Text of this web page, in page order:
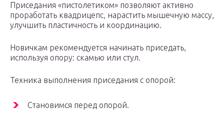
Приседания «пистолетиком» позволяют активно
проработать квадрицепс, нарастить мышечную массу,
улучшить пластичность и координацию.
Новичкам рекомендуется начинать приседать,
используя опору: скамью или стул.
Техника выполнения приседания с опорой:
Становимся перед опорой.